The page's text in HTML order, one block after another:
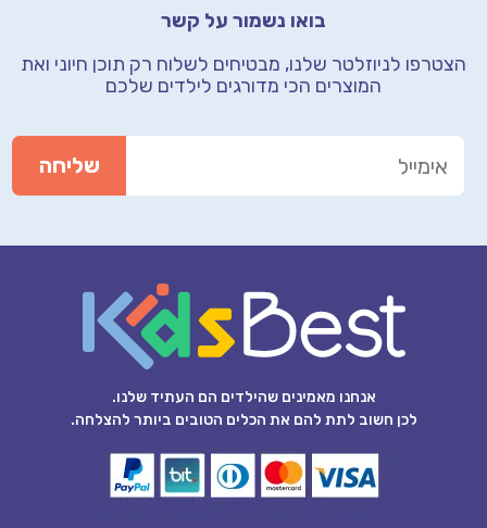
בואו נשמור על קשר
הצטרפו לניוזלטר שלנו, מבטיחים לשלוח רק תוכן חיוני ואת
המוצרים הכי מדורגים לילדים שלכם
אנחנו מאמינים שהילדים הם העתיד שלנו.
לכן חשוב לתת להם את הכלים הטובים ביותר להצלחה.